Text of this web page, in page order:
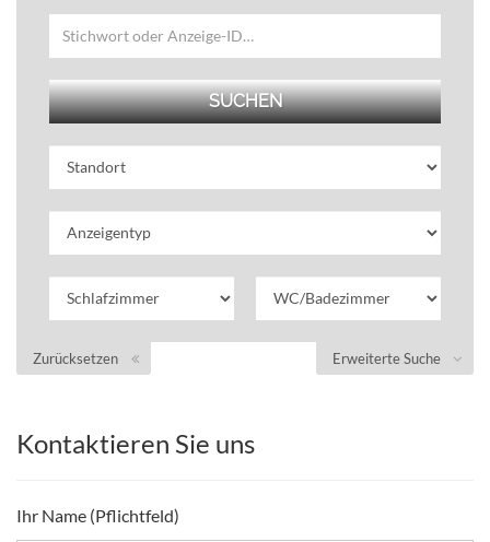
Erweiterte Suche
Zurücksetzen
Kontaktieren Sie uns
Ihr Name (Pflichtfeld)